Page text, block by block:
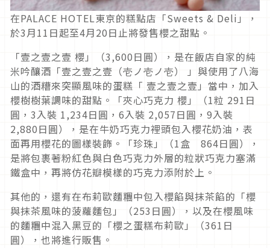
在PALACE HOTEL東京的糕點店「Sweets & Deli」，
於3月11日起至4月20日止將發售櫻之甜點。
「壹之壹之壹 櫻」（3,600日圓），是在飯店自家的純
米吟釀酒「壹之壹之壹（壱ノ壱ノ壱） 」與使用了八海
山的酒糟來突顯風味的蛋糕「 壹之壹之壹」當中，加入
櫻樹樹葉調味的甜點。「夾心巧克力 櫻」（1粒 291日
圓，3入裝 1,234日圓，6入裝 2,057日圓，9入裝
2,880日圓），是在牛奶巧克力裡頭包入櫻花奶油，表
面再用櫻花的圖樣裝飾。「珍珠」（1盒 864日圓），
是將包裹著粉紅色與白色巧克力外層的粒狀巧克力塞滿
鐵盒中，再將仿花瓣模樣的巧克力添附於上。
其他的，還有在布莉歐麵糰中包入櫻餡與抹茶餡的「櫻
與抹茶風味的菠蘿麵包」（253日圓），以及在櫻風味
的麵糰中混入黑豆的「櫻之蛋糕布莉歐」（361日
圓），也將進行販售。